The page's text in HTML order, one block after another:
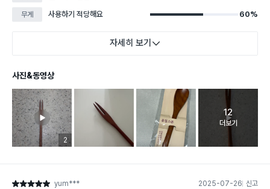
무게 사용하기 적당해요 60%
자세히 보기
사진&동영상
리뷰 이미지 등록 개수
2
고객 리뷰
12
더보기
별점 5점 yum*** 2025-07-26 신고